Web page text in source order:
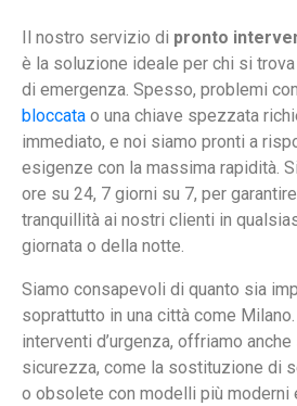
Il nostro servizio di pronto
è la soluzione ideale per chi si
di emergenza. Spesso, problemi
bloccata o una chiave spezzata
immediato, e noi siamo pronti a
esigenze con la massima rapidità.
ore su 24, 7 giorni su 7, per
tranquillità ai nostri clienti in
giornata o della notte.
Siamo consapevoli di quanto sia
soprattutto in una città come
interventi d’urgenza, offriamo
sicurezza, come la sostituzione di
o obsolete con modelli più moderni